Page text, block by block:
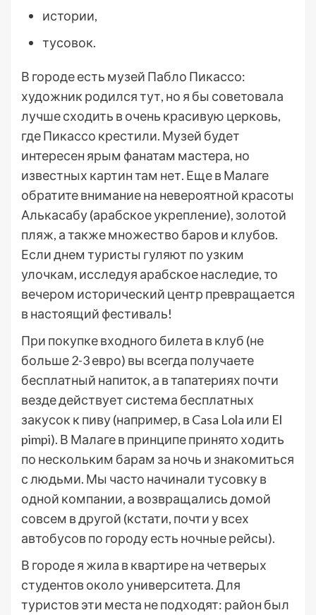
истории,
тусовок.
В городе есть музей Пабло Пикассо:
художник родился тут, но я бы советовала
лучше сходить в очень красивую церковь,
где Пикассо крестили. Музей будет
интересен ярым фанатам мастера, но
известных картин там нет. Еще в Малаге
обратите внимание на невероятной красоты
Алькасабу (арабское укрепление), золотой
пляж, а также множество баров и клубов.
Если днем туристы гуляют по узким
улочкам, исследуя арабское наследие, то
вечером исторический центр превращается
в настоящий фестиваль!
При покупке входного билета в клуб (не
больше 2-3 евро) вы всегда получаете
бесплатный напиток, а в тапатериях почти
везде действует система бесплатных
закусок к пиву (например, в Casa Lola или El
pimpi). В Малаге в принципе принято ходить
по нескольким барам за ночь и знакомиться
с людьми. Мы часто начинали тусовку в
одной компании, а возвращались домой
совсем в другой (кстати, почти у всех
автобусов по городу есть ночные рейсы).
В городе я жила в квартире на четверых
студентов около университета. Для
туристов эти места не подходят: район был